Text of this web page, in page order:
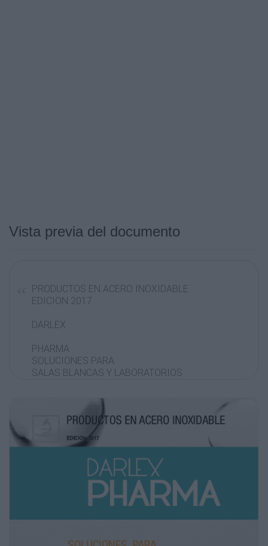
Vista previa del documento
PRODUCTOS EN ACERO INOXIDABLE
EDICION 2017
DARLEX
PHARMA
SOLUCIONES PARA
SALAS BLANCAS Y LABORATORIOS
SIMPLIFICANDO EL RESULTADO
NUESTRA TECNOLOGIA
trabaja para usted
TECNOLOGIA NACIONAL PARA SOLUCIONES
DARLEX pretende, a través de una política de
servicio exclusivo al cliente, llegar a
cubrir todas las necesidades que se
presentan en el dia a dia y en los proyectos
Hospitales y colectividades en general.